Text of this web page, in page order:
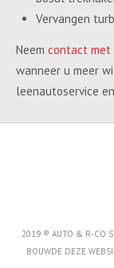
Vervangen
Neem contact met
wanneer u meer
leenautoservice
2019 ® AUTO & R-CO
BOUWDE DEZE